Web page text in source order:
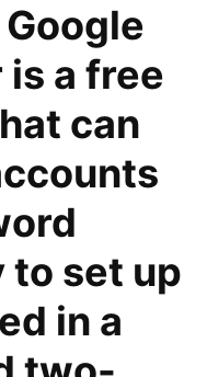
Google
a free
can
to set up
in a